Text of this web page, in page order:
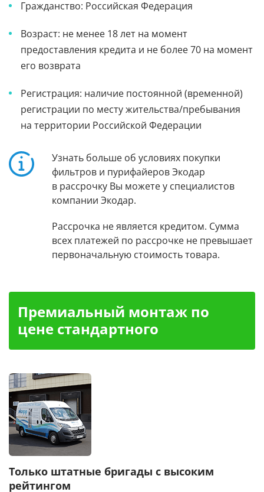
Гражданство: Российская Федерация
Возраст: не менее 18 лет на момент
предоставления кредита и не более 70 на момент
его возврата
Регистрация: наличие постоянной (временной)
регистрации по месту жительства/пребывания
на территории Российской Федерации
Узнать больше об условиях покупки
фильтров и пурифайеров Экодар
в рассрочку Вы можете у специалистов
компании Экодар.
Рассрочка не является кредитом. Сумма
всех платежей по рассрочке не превышает
первоначальную стоимость товара.
Премиальный монтаж по
цене стандартного
Только штатные бригады с высоким
рейтингом